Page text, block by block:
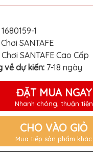
1680159-1
SANTAFE
SANTAFE Cao Cấp
về dự kiến: 7-18 ngày
ĐẶT MUA NGAY
Nhanh chóng, thuận tiện
CHO VÀO GIỎ
Mua tiếp sản phẩm khác